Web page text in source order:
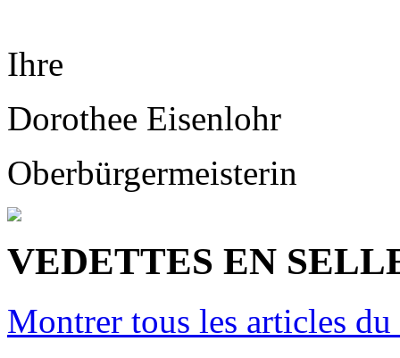
Ihre
Dorothee Eisenlohr
Oberbürgermeisterin
VEDETTES EN
Montrer tous les articles